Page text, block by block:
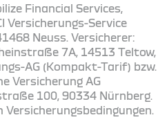
Financial Services,
Versicherungs-Service
Neuss. Versicherer:
7A, 14513 Teltow,
AG (Kompakt-Tarif) bzw.
Versicherung AG
100, 90334 Nürnberg.
Versicherungsbedingungen.